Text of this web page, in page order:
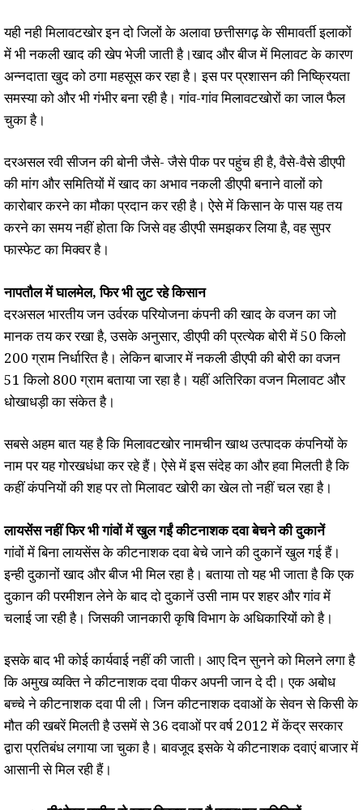
यही नही मिलावटखोर इन दो जिलों के अलावा छत्तीसगढ़ के सीमावर्ती इलाकों
में भी नकली खाद की खेप भेजी जाती है।खाद और बीज में मिलावट के कारण
अन्नदाता खुद को ठगा महसूस कर रहा है। इस पर प्रशासन की निष्क्रियता
समस्या को और भी गंभीर बना रही है। गांव-गांव मिलावटखोरों का जाल फैल
चुका है।
दरअसल रवी सीजन की बोनी जैसे- जैसे पीक पर पहुंच ही है, वैसे-वैसे डीएपी
की मांग और समितियों में खाद का अभाव नकली डीएपी बनाने वालों को
कारोबार करने का मौका प्रदान कर रही है। ऐसे में किसान के पास यह तय
करने का समय नहीं होता कि जिसे वह डीएपी समझकर लिया है, वह सुपर
फास्फेट का मिक्वर है।
नापतौल में घालमेल, फिर भी लुट रहे किसान
दरअसल भारतीय जन उर्वरक परियोजना कंपनी की खाद के वजन का जो
मानक तय कर रखा है, उसके अनुसार, डीएपी की प्रत्येक बोरी में 50 किलो
200 ग्राम निर्धारित है। लेकिन बाजार में नकली डीएपी की बोरी का वजन
51 किलो 800 ग्राम बताया जा रहा है। यहीं अतिरिका वजन मिलावट और
धोखाधड़ी का संकेत है।
सबसे अहम बात यह है कि मिलावटखोर नामचीन खाथ उत्पादक कंपनियों के
नाम पर यह गोरखधंधा कर रहे हैं। ऐसे में इस संदेह का और हवा मिलती है कि
कहीं कंपनियों की शह पर तो मिलावट खोरी का खेल तो नहीं चल रहा है।
लायसेंस नहीं फिर भी गांवों में खुल गईं कीटनाशक दवा बेचने की दुकानें
गांवों में बिना लायसेंस के कीटनाशक दवा बेचे जाने की दुकानें खुल गई हैं।
इन्ही दुकानों खाद और बीज भी मिल रहा है। बताया तो यह भी जाता है कि एक
दुकान की परमीशन लेने के बाद दो दुकानें उसी नाम पर शहर और गांव में
चलाई जा रही है। जिसकी जानकारी कृषि विभाग के अधिकारियों को है।
इसके बाद भी कोई कार्यवाई नहीं की जाती। आए दिन सुनने को मिलने लगा है
कि अमुख व्यक्ति ने कीटनाशक दवा पीकर अपनी जान दे दी। एक अबोध
बच्चे ने कीटनाशक दवा पी ली। जिन कीटनाशक दवाओं के सेवन से किसी के
मौत की खबरें मिलती है उसमें से 36 दवाओं पर वर्ष 2012 में केंद्र सरकार
द्वारा प्रतिबंध लगाया जा चुका है। बावजूद इसके ये कीटनाशक दवाएं बाजार में
आसानी से मिल रही हैं।